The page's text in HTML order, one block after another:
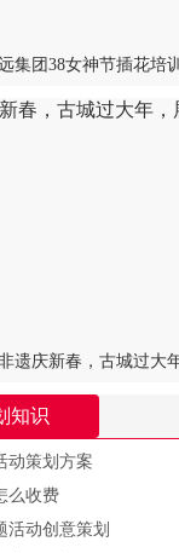
集团38女神节插花培
遗庆新春，古城过大
知识
动策划方案
么收费
活动创意策划